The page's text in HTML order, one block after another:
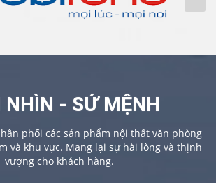
NHÌN - SỨ MỆNH
phối các sản phẩm nội thất văn phòng
và khu vực. Mang lại sự hài lòng và thịnh
vượng cho khách hàng.